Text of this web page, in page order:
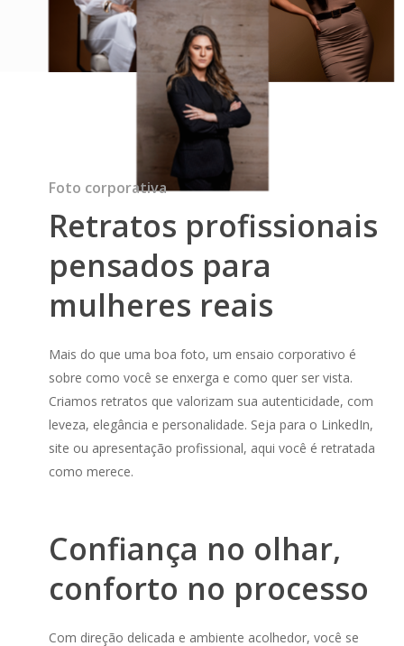
Foto corporativa
Retratos profissionais
pensados para
mulheres reais
Mais do que uma boa foto, um ensaio corporativo é
sobre como você se enxerga e como quer ser vista.
Criamos retratos que valorizam sua autenticidade, com
leveza, elegância e personalidade. Seja para o LinkedIn,
site ou apresentação profissional, aqui você é retratada
como merece.
Confiança no olhar,
conforto no processo
Com direção delicada e ambiente acolhedor, você se